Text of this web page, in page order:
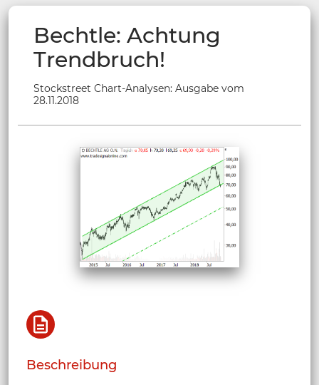
Bechtle: Achtung
Trendbruch!
Stockstreet Chart-Analysen: Ausgabe vom
28.11.2018
Beschreibung